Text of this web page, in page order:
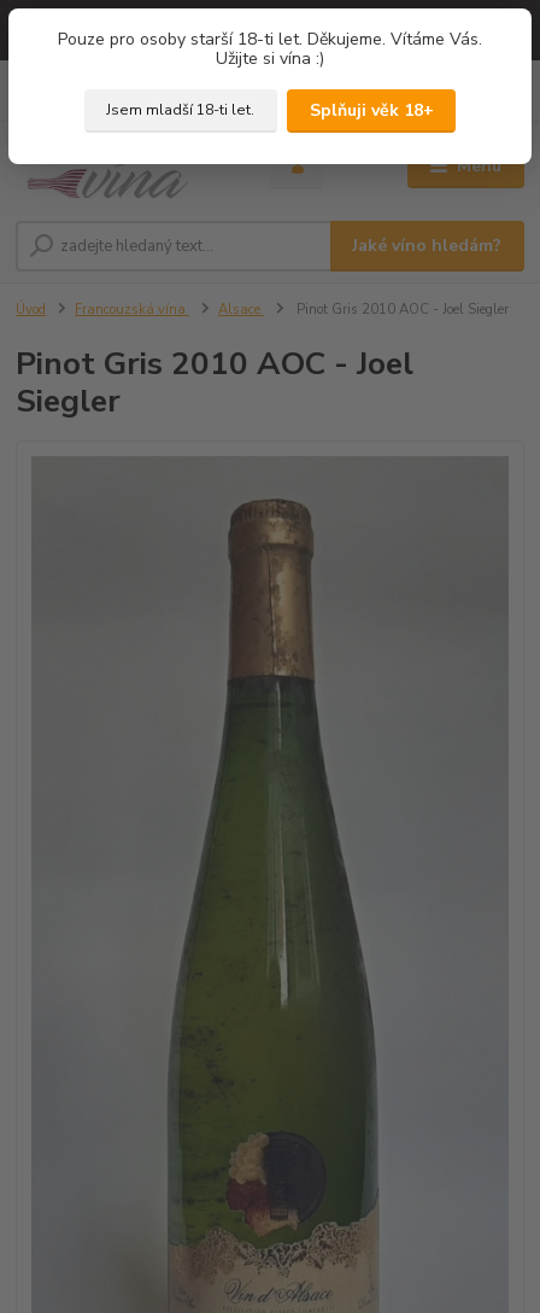
===
Pouze pro osoby starší 18-ti let. Děkujeme. Vítáme Vás.
Užijte si vína :)
Jsem mladší 18-ti let. Splňuji věk 18+
Menu
Jaké víno hledám?
0,00 Kč
Úvod Francouzská vína Alsace Pinot Gris 2010 AOC - Joel Siegler
Pinot Gris 2010 AOC - Joel
Siegler